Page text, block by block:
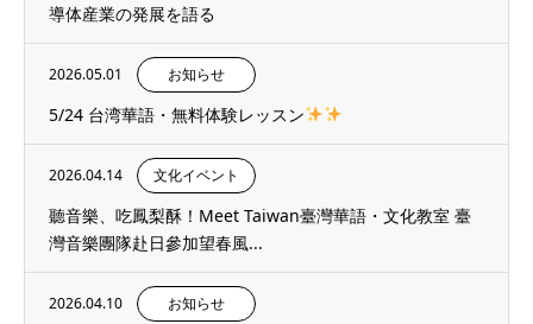
導体産業の発展を語る
2026.05.01 お知らせ
5/24 台湾華語・無料体験レッスン
2026.04.14 文化イベント
聽音樂、吃鳳梨酥！Meet Taiwan臺灣華語・文化教室 臺
灣音樂團隊赴日參加望春風...
2026.04.10 お知らせ